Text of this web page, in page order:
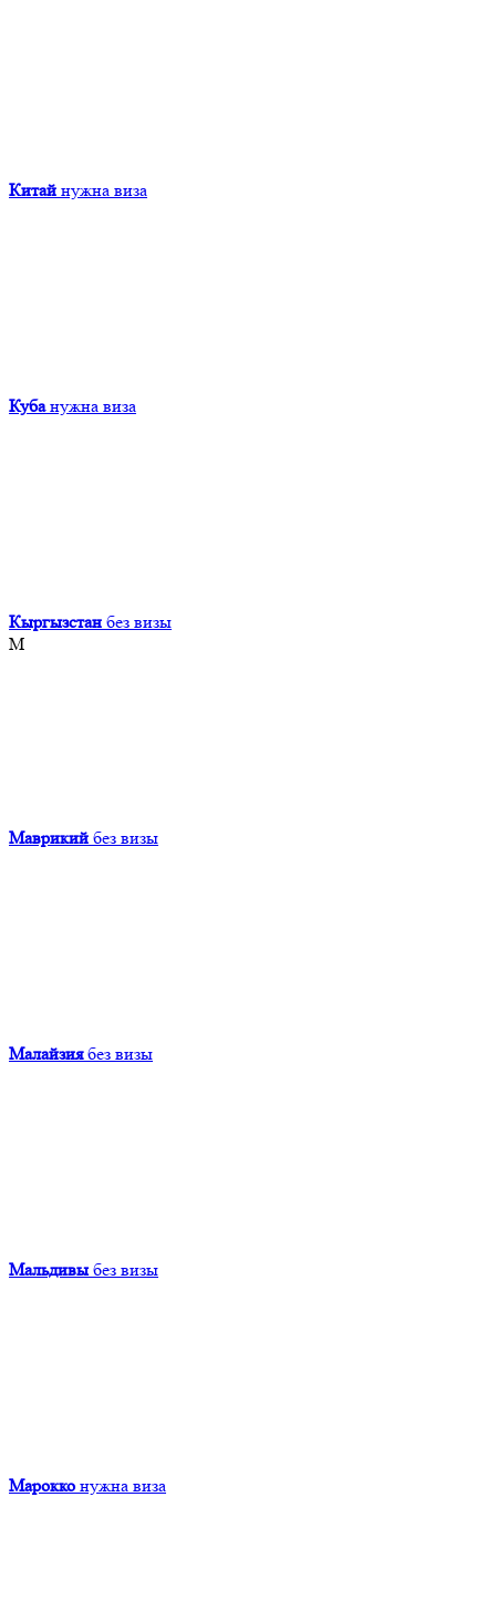
Китай нужна виза
Куба нужна виза
Кыргызcтан без визы
М
Маврикий без визы
Малайзия без визы
Мальдивы без визы
Марокко нужна виза